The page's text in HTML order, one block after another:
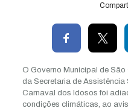
O Governo Municipal de
da Secretaria de Assistência
Carnaval dos Idosos foi
condições climáticas, ao